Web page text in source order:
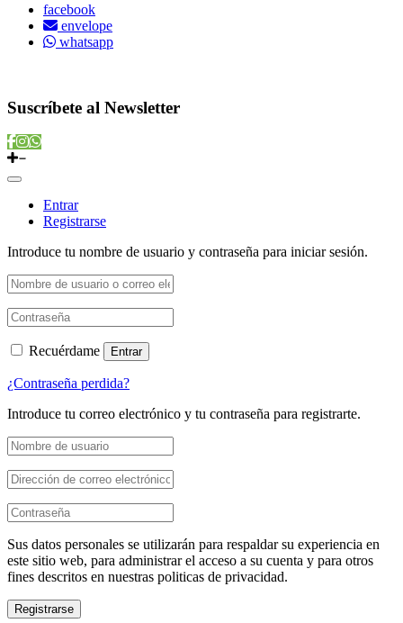
facebook
envelope
whatsapp
Suscríbete al Newsletter
Entrar
Registrarse
Introduce tu nombre de usuario y contraseña para iniciar sesión.
Recuérdame Entrar
¿Contraseña perdida?
Introduce tu correo electrónico y tu contraseña para registrarte.
Sus datos personales se utilizarán para respaldar su experiencia en
este sitio web, para administrar el acceso a su cuenta y para otros
fines descritos en nuestras politicas de privacidad.
Registrarse